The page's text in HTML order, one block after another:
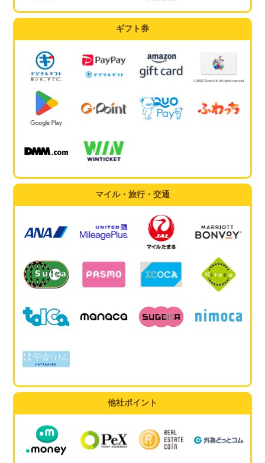
ギフト券
マイル・旅行・交通
他社ポイント